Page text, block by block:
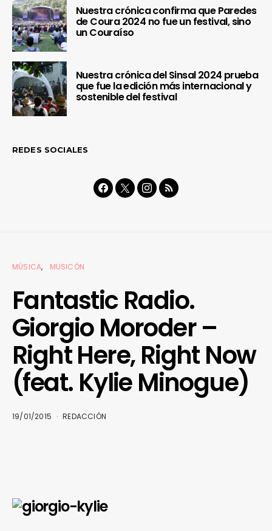
Nuestra crónica confirma que Paredes
de Coura 2024 no fue un festival, sino
un Couraíso
Nuestra crónica del Sinsal 2024 prueba
que fue la edición más internacional y
sostenible del festival
REDES SOCIALES
MÚSICA MUSICÓN
Fantastic Radio.
Giorgio Moroder –
Right Here, Right Now
(feat. Kylie Minogue)
19/01/2015 REDACCIÓN